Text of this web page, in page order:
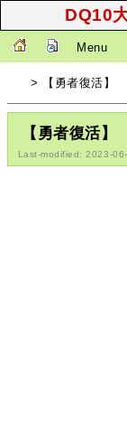
DQ10
Menu
> 【勇者復活】
【勇者復活】
Last-modified: 2023-